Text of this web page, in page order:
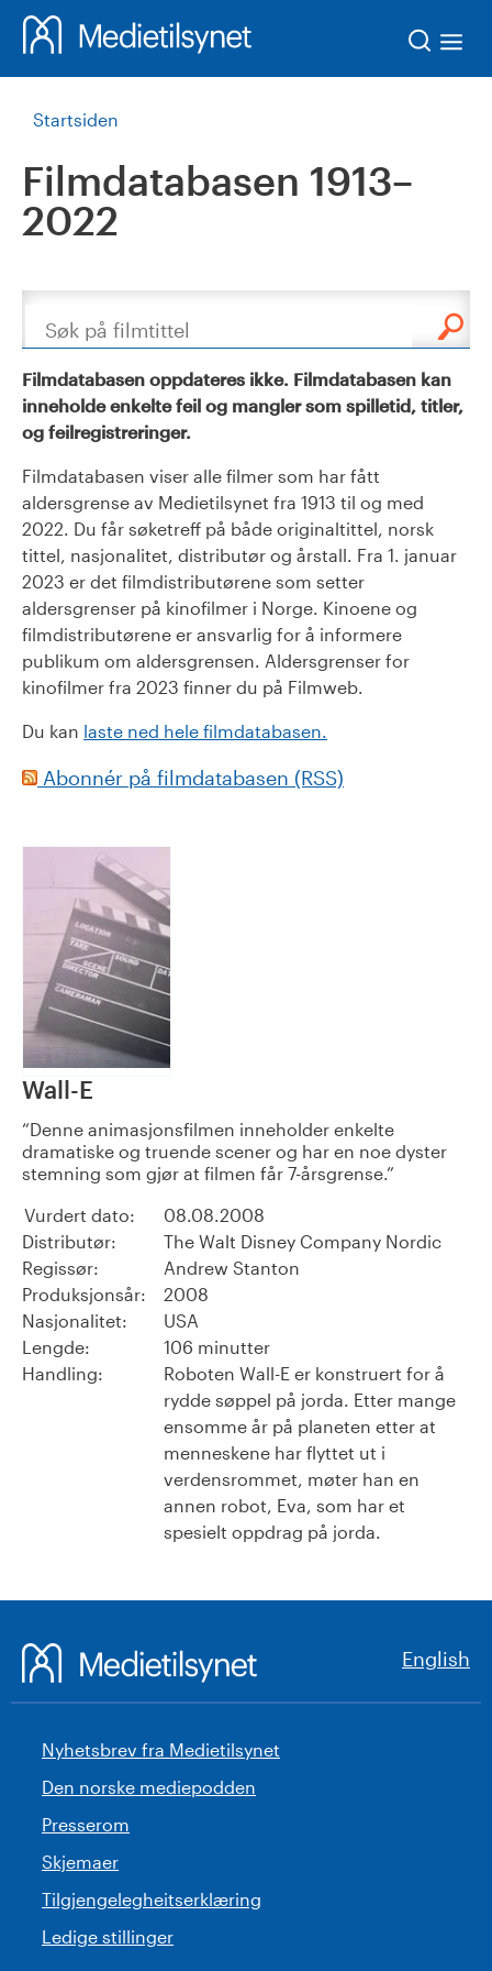
Startsiden
Filmdatabasen 1913–
2022
Søk
Filmdatabasen oppdateres ikke. Filmdatabasen kan
inneholde enkelte feil og mangler som spilletid, titler,
og feilregistreringer.
Filmdatabasen viser alle filmer som har fått
aldersgrense av Medietilsynet fra 1913 til og med
2022. Du får søketreff på både originaltittel, norsk
tittel, nasjonalitet, distributør og årstall. Fra 1. januar
2023 er det filmdistributørene som setter
aldersgrenser på kinofilmer i Norge. Kinoene og
filmdistributørene er ansvarlig for å informere
publikum om aldersgrensen. Aldersgrenser for
kinofilmer fra 2023 finner du på Filmweb.
Du kan laste ned hele filmdatabasen.
Abonnér på filmdatabasen (RSS)
Wall-E
Denne animasjonsfilmen inneholder enkelte
dramatiske og truende scener og har en noe dyster
stemning som gjør at filmen får 7-årsgrense.
Vurdert dato:
08.08.2008
Distributør:
The Walt Disney Company Nordic
Regissør:
Andrew Stanton
Produksjonsår:
2008
Nasjonalitet:
USA
Lengde:
106 minutter
Handling:
Roboten Wall-E er konstruert for å
rydde søppel på jorda. Etter mange
ensomme år på planeten etter at
menneskene har flyttet ut i
verdensrommet, møter han en
annen robot, Eva, som har et
spesielt oppdrag på jorda.
English
Nyhetsbrev fra Medietilsynet
Den norske mediepodden
Presserom
Skjemaer
Tilgjengelegheitserklæring
Ledige stillinger